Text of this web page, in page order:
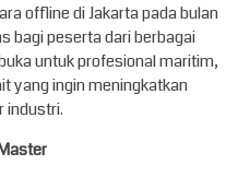
offline di Jakarta pada bulan
bagi peserta dari berbagai
untuk profesional maritim,
yang ingin meningkatkan
industri.